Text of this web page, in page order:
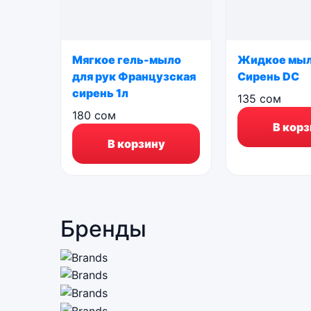
Мягкое гель-мыло
для рук Французская
сирень 1л
180 сом
В корзину
Жидкое
Сирень DC
135 сом
В
Бренды